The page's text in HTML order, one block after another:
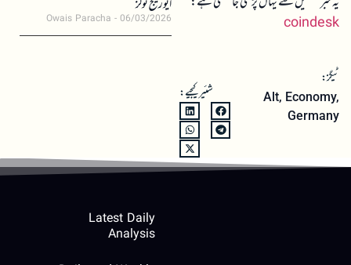
coindesk
ٹیگز:
Alt, Economy,
Germany
شئیر کیجیے:
ایوریج ٹولز
Owais Paracha 06/03/2026
Latest Daily
Analysis